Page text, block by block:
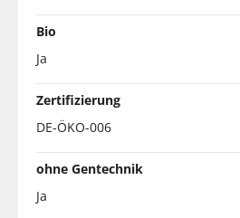
Bio
Ja
Zertifizierung
DE-ÖKO-006
ohne Gentechnik
Ja